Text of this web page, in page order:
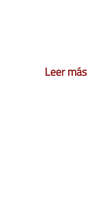
Leer más